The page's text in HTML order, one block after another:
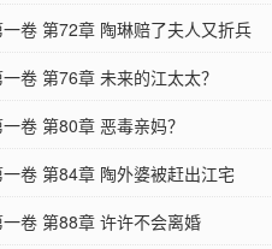
卷 第72章 陶琳赔了夫人又折兵
卷 第76章 未来的江太太？
卷 第80章 恶毒亲妈？
卷 第84章 陶外婆被赶出江宅
卷 第88章 许许不会离婚